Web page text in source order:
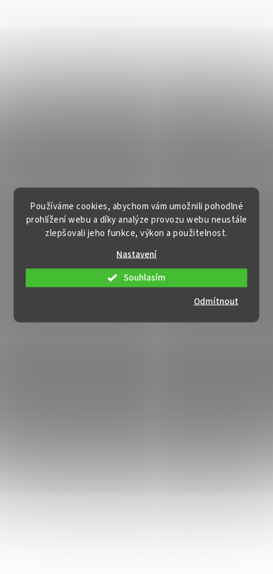
Používáme cookies, abychom vám umožnili pohodlné
prohlížení webu a díky analýze provozu webu neustále
zlepšovali jeho funkce, výkon a použitelnost.
Nastavení
Odmítnout
Souhlasím